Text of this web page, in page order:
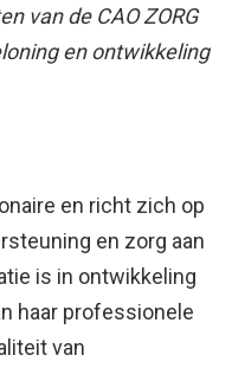
van de CAO ZORG
en ontwikkeling
en richt zich op
en zorg aan
is in ontwikkeling
haar professionele
van